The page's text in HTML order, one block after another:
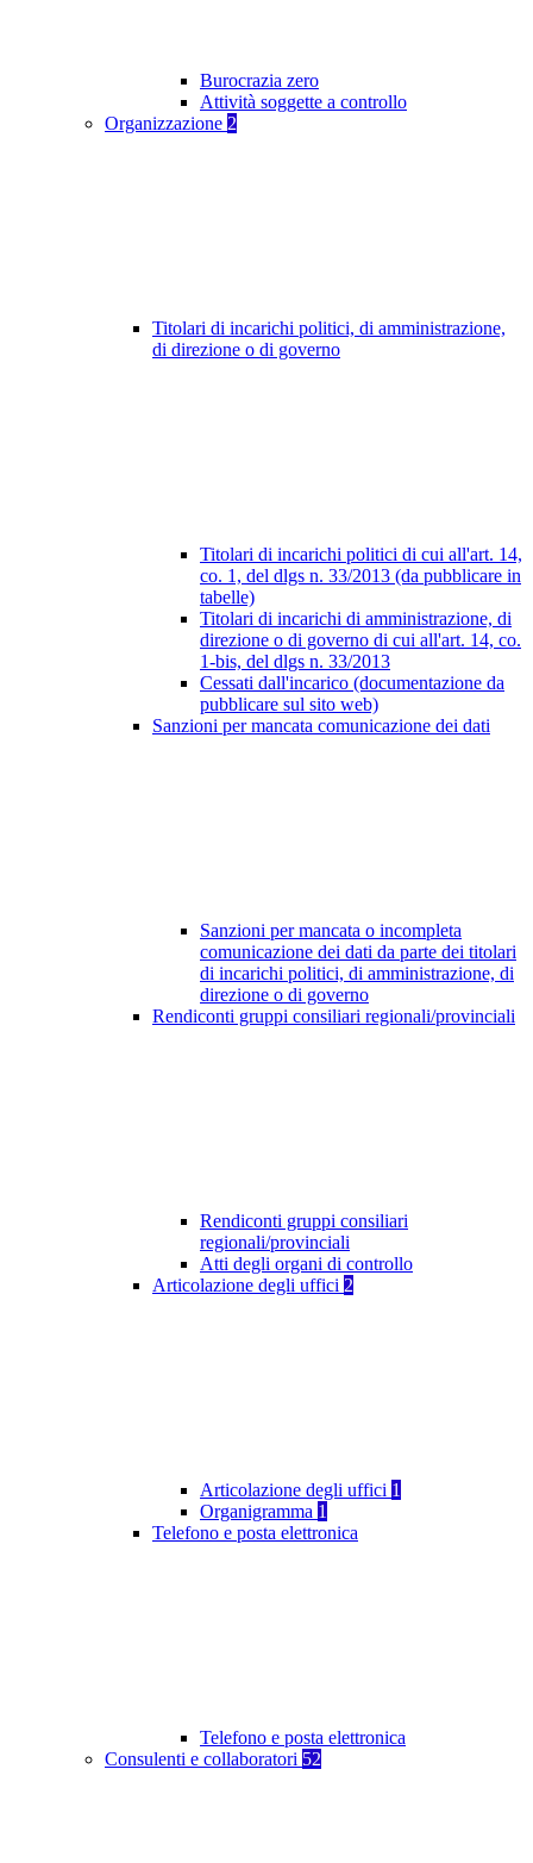
Burocrazia zero
Attività soggette a controllo
Organizzazione 2
Titolari di incarichi politici, di amministrazione,
di direzione o di governo
Titolari di incarichi politici di cui all'art. 14,
co. 1, del dlgs n. 33/2013 (da pubblicare in
tabelle)
Titolari di incarichi di amministrazione, di
direzione o di governo di cui all'art. 14, co.
1-bis, del dlgs n. 33/2013
Cessati dall'incarico (documentazione da
pubblicare sul sito web)
Sanzioni per mancata comunicazione dei dati
Sanzioni per mancata o incompleta
comunicazione dei dati da parte dei titolari
di incarichi politici, di amministrazione, di
direzione o di governo
Rendiconti gruppi consiliari regionali/provinciali
Rendiconti gruppi consiliari
regionali/provinciali
Atti degli organi di controllo
Articolazione degli uffici 2
Articolazione degli uffici 1
Organigramma 1
Telefono e posta elettronica
Telefono e posta elettronica
Consulenti e collaboratori 52